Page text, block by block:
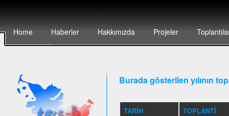
Home Haberler Hakkımızda Projeler
Burada gösterilen yılının
TARIH
TOPLANTI